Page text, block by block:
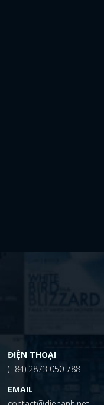
ĐIỆN THOẠI
(+84) 2873 050 788
EMAIL